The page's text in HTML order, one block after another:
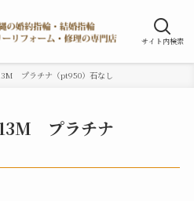
サイト内検索
プラチナ（pt950）石なし
13M プラチナ